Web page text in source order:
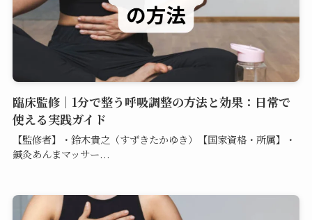
臨床監修｜1分で整う呼吸調整の方法と効果：日常で
使える実践ガイド
【監修者】・鈴木貴之（すずきたかゆき）【国家資格・所属】・
鍼灸あんまマッサー...